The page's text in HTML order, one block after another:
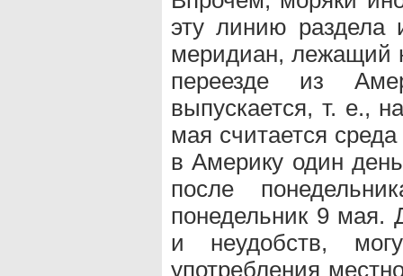
эту линию раздела
меридиан, лежащий
переезде из
выпускается, т. е.,
мая считается
в Америку один
после
понедельник 9 мая.
и неудобств,
употребления